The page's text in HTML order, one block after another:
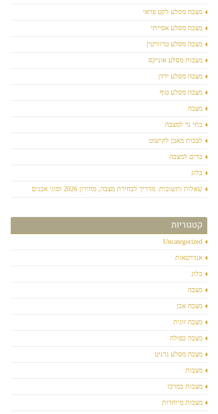
מצבה מסלע לקט פראי
מצבה מסלע אסייתי
מצבה מסלע טרוורטין
מצבות מסלע אוניקס
מצבה מסלע ירדן
מצבה מסלע טוף
מצבה
בתי נר למצבה
לבבות מאבן לקישוט
כדים למצבה
בלוג
שאלות ותשובות: מדריך לבחירת מצבה, מחירון 2026 וסוגי אבנים
קטגוריות
Uncategorized
אנדרטאות
בלוג
מצבה
מצבה אבן
מצבה זוגית
מצבה כפולה
מצבה מסלע גרניט
מצבות
מצבות במרכז
מצבות מיוחדות